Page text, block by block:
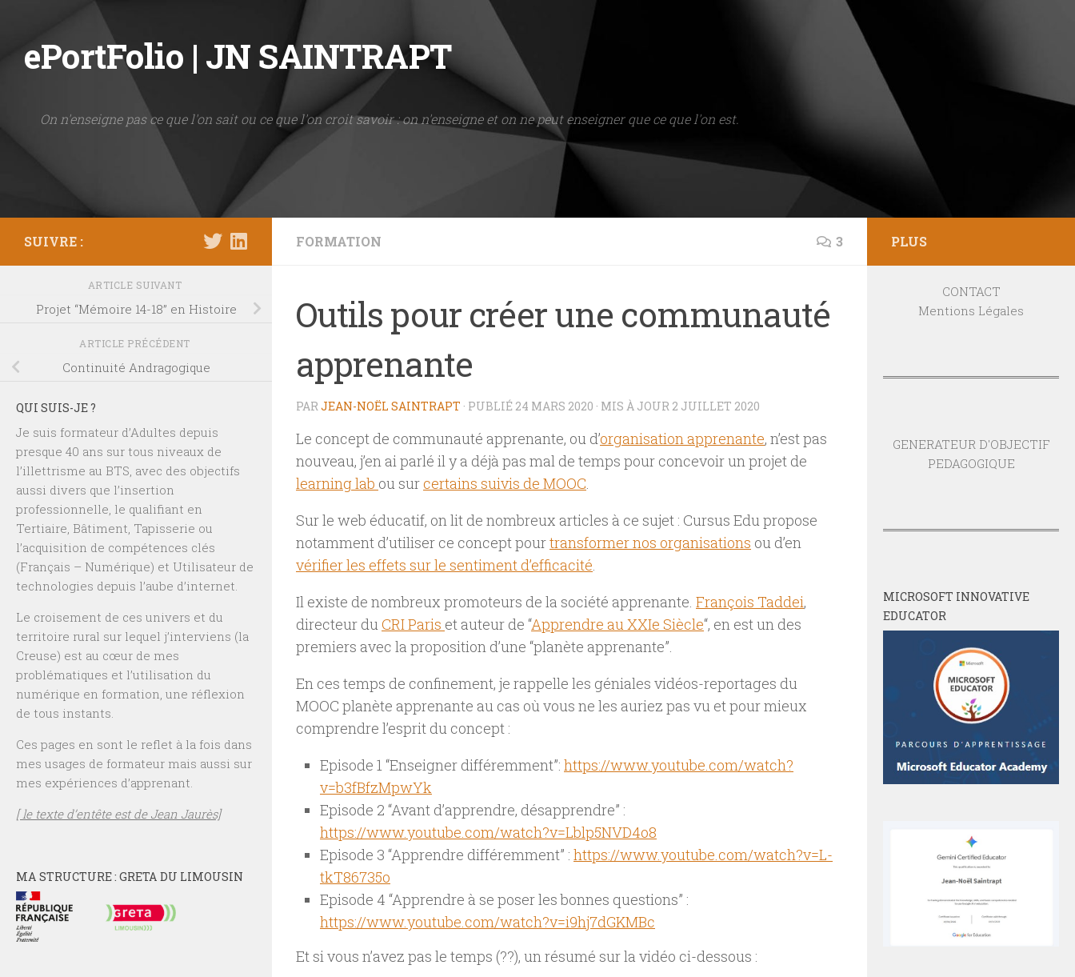
Skip to content
ePortFolio | JN SAINTRAPT
On n'enseigne pas ce que l'on sait ou ce que l'on croit savoir : on n'enseigne et on ne peut enseigner que ce que l'on est.
FORMATION 3
Outils pour créer une communauté
apprenante
PARJEAN-NOËL SAINTRAPT · PUBLIÉ 24 MARS 2020 · MIS À JOUR 2 JUILLET 2020
Le concept de communauté apprenante, ou d’organisation apprenante, n’est pas
nouveau, j’en ai parlé il y a déjà pas mal de temps pour concevoir un projet de
learning lab ou sur certains suivis de MOOC.
Sur le web éducatif, on lit de nombreux articles à ce sujet : Cursus Edu propose
notamment d’utiliser ce concept pourtransformer nos organisations ou d’en
vérifier les effets sur le sentiment d’efficacité.
Il existe de nombreux promoteurs de la société apprenante. François Taddei,
directeur duCRI Paris et auteur de “Apprendre au XXIe Siècle“, en est un des
premiers avec la proposition d’une “planète apprenante”.
En ces temps de confinement, je rappelle les géniales vidéos-reportages du
MOOC planète apprenante au cas où vous ne les auriez pas vu et pour mieux
comprendre l’esprit du concept :
Episode 1 “Enseigner différemment”: https://www.youtube.com/watch?
v=b3fBfzMpwYk
Episode 2 “Avant d’apprendre, désapprendre” :
https://www.youtube.com/watch?v=Lblp5NVD4o8
Episode 3 “Apprendre différemment” : https://www.youtube.com/watch?v=L-
tkT86735o
Episode 4 “Apprendre à se poser les bonnes questions” :
https://www.youtube.com/watch?v=i9hj7dGKMBc
Et si vous n’avez pas le temps (??), un résumé sur la vidéo ci-dessous :
SUIVRE :
ARTICLE SUIVANT
Projet “Mémoire 14-18” en Histoire
ARTICLE PRÉCÉDENT
Continuité Andragogique
QUI SUIS-JE ?
Je suis formateur d’Adultes depuis
presque 40 ans sur tous niveaux de
l’illettrisme au BTS, avec des objectifs
aussi divers que l’insertion
professionnelle, le qualifiant en
Tertiaire, Bâtiment, Tapisserie ou
l’acquisition de compétences clés
(Français – Numérique) et Utilisateur de
technologies depuis l’aube d’internet.
Le croisement de ces univers et du
territoire rural sur lequel j’interviens (la
Creuse) est au cœur de mes
problématiques et l’utilisation du
numérique en formation, une réflexion
de tous instants.
Ces pages en sont le reflet à la fois dans
mes usages de formateur mais aussi sur
mes expériences d’apprenant.
[ le texte d’entête est de Jean Jaurès]
MA STRUCTURE : GRETA DU LIMOUSIN
PLUS
CONTACT
Mentions Légales
GENERATEUR D'OBJECTIF
PEDAGOGIQUE
MICROSOFT INNOVATIVE
EDUCATOR